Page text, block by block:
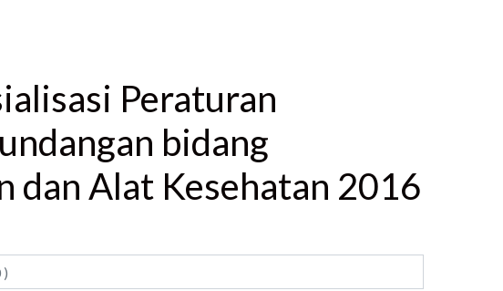
Peraturan
bidang
dan Alat Kesehatan 2016